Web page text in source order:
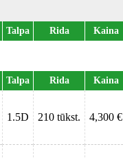
Talpa Rida Kaina
Talpa Rida Kaina
1.5D 210 tūkst. 4,300 €